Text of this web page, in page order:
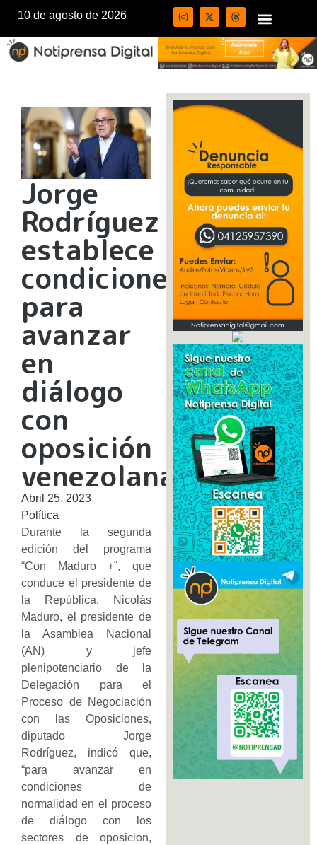
10 de agosto de 2026
Jorge
Rodríguez
establece
condiciones
para
avanzar
en
diálogo
con
oposición
venezolana
Abril 25, 2023
Política
Durante la segunda
edición del programa
“Con Maduro +”, que
conduce el presidente de
la República, Nicolás
Maduro, el presidente de
la Asamblea Nacional
(AN) y jefe
plenipotenciario de la
Delegación para el
Proceso de Negociación
con las Oposiciones,
diputado Jorge
Rodríguez, indicó que,
“para avanzar en
condiciones de
normalidad en el proceso
de diálogo con los
sectores de oposicion,